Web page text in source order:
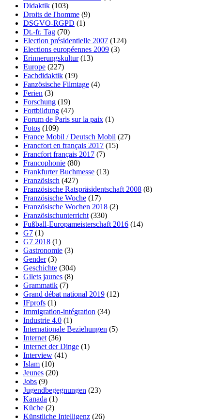
Didaktik (103)
Droits de l'homme (9)
DSGVO-RGPD (1)
Dt.-fr. Tag (70)
Election présidentielle 2007 (124)
Elections européennes 2009 (3)
Erinnerungskultur(13)
Europe (227)
Fachdidaktik (19)
Fanzösische Filmtage (4)
Ferien (3)
Forschung (19)
Fortbildung (47)
Forum de Paris sur la paix (1)
Fotos (109)
France Mobil / Deutsch Mobil (27)
Francfort en français 2017 (15)
Francfort français 2017 (7)
Francophonie (80)
Frankfurter Buchmesse (13)
Französisch (427)
Französische Ratspräsidentschaft 2008 (8)
Französische Woche (17)
Französische Wochen 2018 (2)
Französischunterricht (330)
Fußball-Europameisterschaft 2016 (14)
G7 (1)
G7 2018 (1)
Gastronomie (3)
Gender(3)
Geschichte (304)
Gilets jaunes (8)
Grammatik (7)
Grand débat national 2019 (12)
IFprofs (1)
Immigration-intégration (34)
Industrie 4.0 (1)
Internationale Beziehungen (5)
Internet (36)
Internet der Dinge (1)
Interview (41)
Islam (10)
Jeunes (20)
Jobs (9)
Jugendbegegnungen (23)
Kanada (1)
Küche (2)
Künstliche Intelligenz (26)